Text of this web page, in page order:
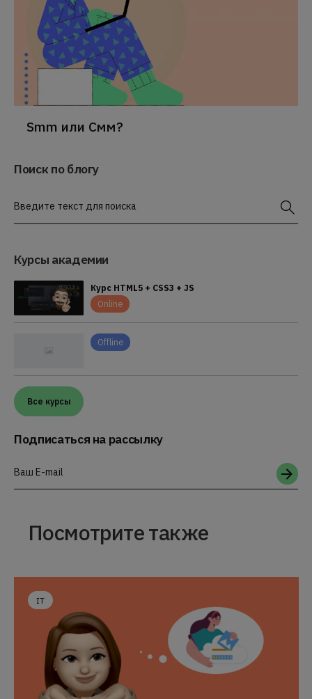
Smm или Смм?
Поиск по блогу
Введите текст для поиска
Курсы академии
Курс HTML5 + CSS3 + JS
Online
Offline
Все курсы
Подписаться на рассылку
Ваш E-mail
Посмотрите также
IT